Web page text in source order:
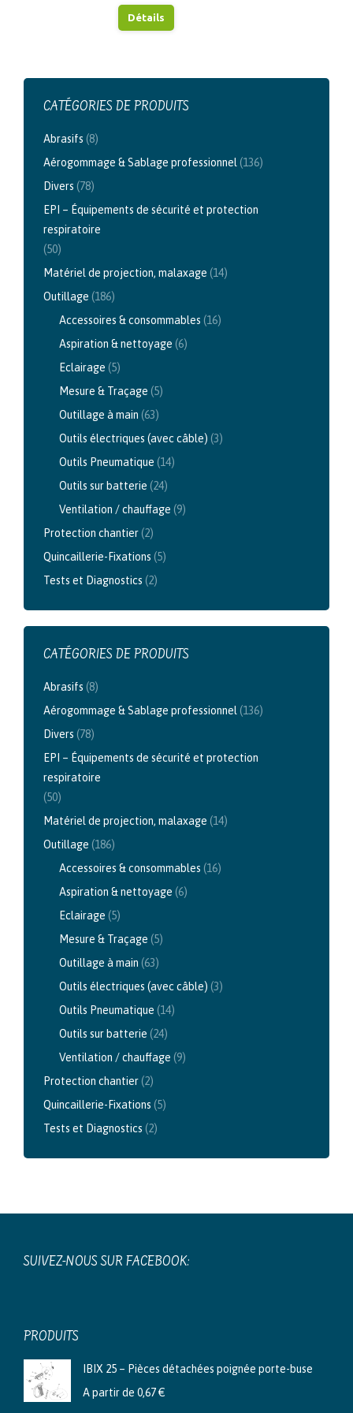
Détails
CATÉGORIES DE PRODUITS
Abrasifs (8)
Aérogommage & Sablage professionnel (136)
Divers (78)
EPI – Équipements de sécurité et protection
respiratoire
(50)
Matériel de projection, malaxage (14)
Outillage (186)
Accessoires & consommables (16)
Aspiration & nettoyage (6)
Eclairage (5)
Mesure & Traçage (5)
Outillage à main (63)
Outils électriques (avec câble) (3)
Outils Pneumatique (14)
Outils sur batterie (24)
Ventilation / chauffage (9)
Protection chantier(2)
Quincaillerie-Fixations (5)
Tests et Diagnostics (2)
CATÉGORIES DE PRODUITS
Abrasifs (8)
Aérogommage & Sablage professionnel (136)
Divers (78)
EPI – Équipements de sécurité et protection
respiratoire
(50)
Matériel de projection, malaxage (14)
Outillage (186)
Accessoires & consommables (16)
Aspiration & nettoyage (6)
Eclairage (5)
Mesure & Traçage (5)
Outillage à main (63)
Outils électriques (avec câble) (3)
Outils Pneumatique (14)
Outils sur batterie (24)
Ventilation / chauffage (9)
Protection chantier(2)
Quincaillerie-Fixations (5)
Tests et Diagnostics (2)
SUIVEZ-NOUS SUR FACEBOOK:
PRODUITS
IBIX 25 – Pièces détachées poignée porte-buse
A partir de 0,67€